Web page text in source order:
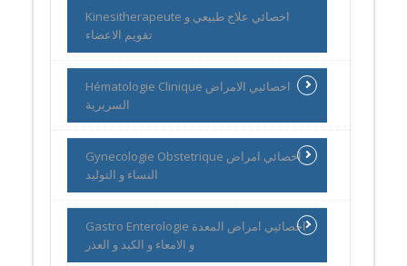
Kinesitherapeute اخصائي علاج طبيعي و
تقويم الاعضاء
Hématologie Clinique اخصائيي الامراض
السريرية
Gynecologie Obstetrique اخصائي امراض
النساء و التوليد
Gastro Enterologie اخصائيي امراض المعدة
و الامعاء و الكبد و العذر